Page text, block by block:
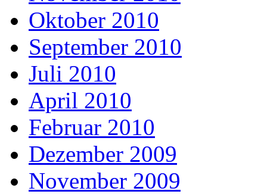
Oktober 2010
September 2010
Juli 2010
April 2010
Februar 2010
Dezember 2009
November 2009